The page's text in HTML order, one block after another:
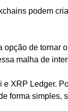
podem
opção de tornar
malha de
XRP Ledger.
forma simples,